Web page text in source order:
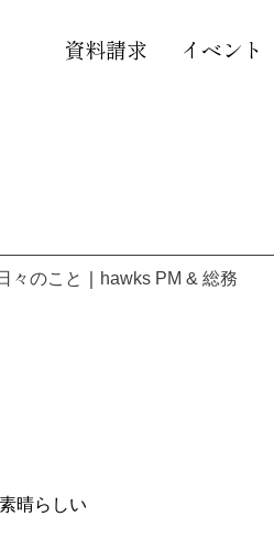
資料請求 イベント
々のこと hawks PM & 総務
晴らしい